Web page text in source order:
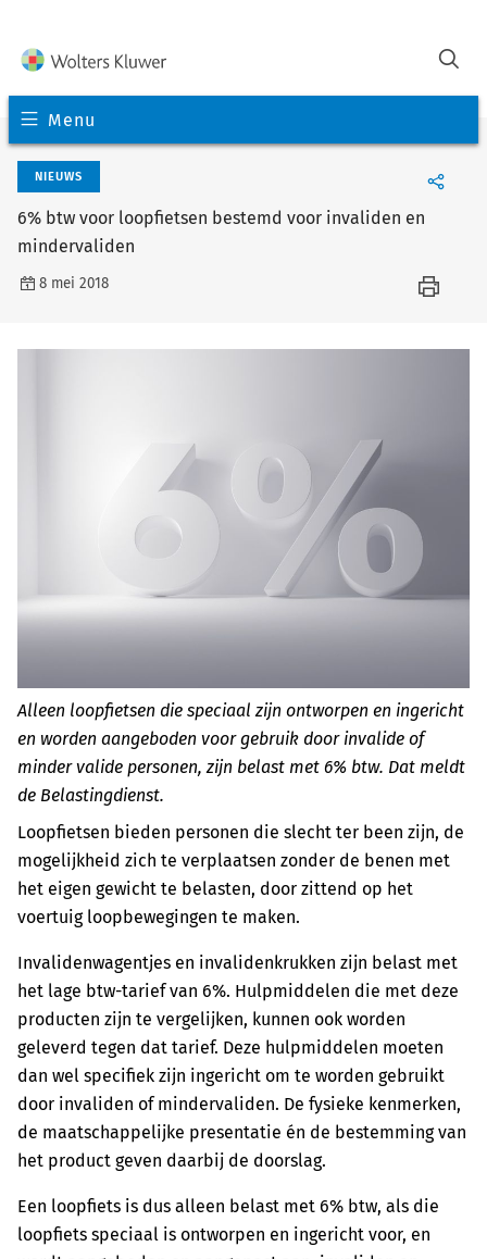
Menu
NIEUWS
6% btw voor loopfietsen bestemd voor invaliden en
mindervaliden
8 mei 2018
Alleen loopfietsen die speciaal zijn ontworpen en ingericht
en worden aangeboden voor gebruik door invalide of
minder valide personen, zijn belast met 6% btw. Dat meldt
de Belastingdienst.
Loopfietsen bieden personen die slecht ter been zijn, de
mogelijkheid zich te verplaatsen zonder de benen met
het eigen gewicht te belasten, door zittend op het
voertuig loopbewegingen te maken.
Invalidenwagentjes en invalidenkrukken zijn belast met
het lage btw-tarief van 6%. Hulpmiddelen die met deze
producten zijn te vergelijken, kunnen ook worden
geleverd tegen dat tarief. Deze hulpmiddelen moeten
dan wel specifiek zijn ingericht om te worden gebruikt
door invaliden of mindervaliden. De fysieke kenmerken,
de maatschappelijke presentatie én de bestemming van
het product geven daarbij de doorslag.
Een loopfiets is dus alleen belast met 6% btw, als die
loopfiets speciaal is ontworpen en ingericht voor, en